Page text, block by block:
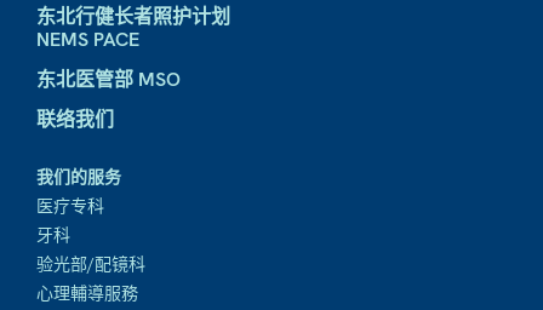
东北行健长者照护计划
NEMS PACE
东北医管部 MSO
联络我们
我们的服务
医疗专科
牙科
验光部/配镜科
心理輔導服務